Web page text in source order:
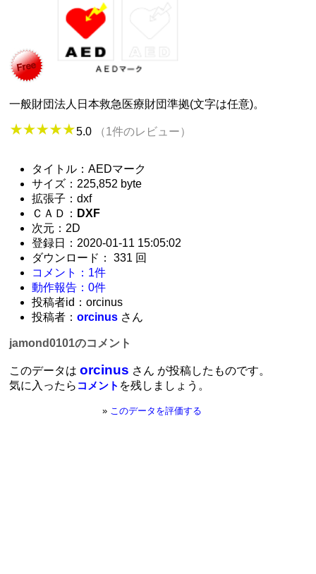
一般財団法人日本救急医療財団準拠(文字は任意)。
5.0 （1件のレビュー）
タイトル：AEDマーク
サイズ：225,852 byte
拡張子：dxf
ＣＡＤ： DXF
次元：2D
登録日：2020-01-11 15:05:02
ダウンロード： 331 回
コメント：1件
動作報告：0件
投稿者id：orcinus
投稿者：orcinus さん
jamond0101のコメント
このデータはorcinus さん が投稿したものです。
気に入ったら コメント を残しましょう。
» このデータを評価する